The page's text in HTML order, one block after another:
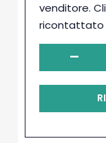
venditore.
ricontattato
-